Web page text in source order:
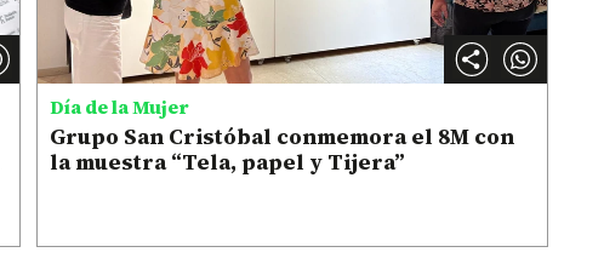
Día de la Mujer
Grupo San Cristóbal conmemora el 8M con
la muestra “Tela, papel y Tijera”